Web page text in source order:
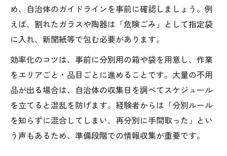
め、自治体のガイドラインを事前に確認しましょう。例
えば、割れたガラスや陶器は「危険ごみ」として指定袋
に入れ、新聞紙等で包む必要があります。
効率化のコツは、事前に分別用の箱や袋を用意し、作業
をエリアごと・品目ごとに進めることです。大量の不用
品が出る場合は、自治体の収集日を調べてスケジュール
を立てると混乱を防げます。経験者からは「分別ルール
を知らずに混合してしまい、再分別に手間取った」とい
う声もあるため、準備段階での情報収集が重要です。